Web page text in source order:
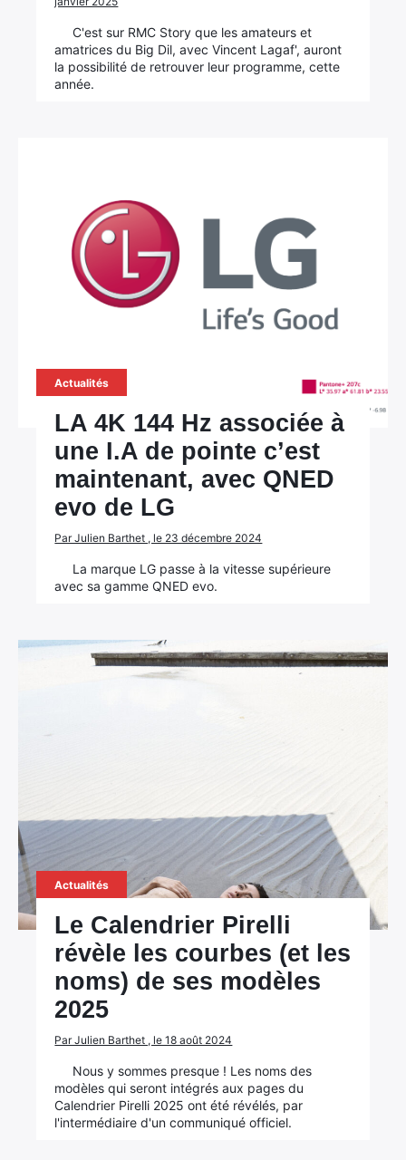
C'est sur RMC Story que les amateurs et
amatrices du Big Dil, avec Vincent Lagaf', auront
la possibilité de retrouver leur programme, cette
année.
Actualités
LA 4K 144 Hz associée à
une I.A de pointe c’est
maintenant, avec QNED
evo de LG
Par Julien Barthet , le 23 décembre 2024
La marque LG passe à la vitesse supérieure
avec sa gamme QNED evo.
Actualités
Le Calendrier Pirelli
révèle les courbes (et les
noms) de ses modèles
2025
Par Julien Barthet , le 18 août 2024
Nous y sommes presque ! Les noms des
modèles qui seront intégrés aux pages du
Calendrier Pirelli 2025 ont été révélés, par
l'intermédiaire d'un communiqué officiel.